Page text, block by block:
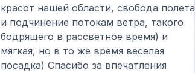
красот нашей области, свобода полета
и подчинение потокам ветра, такого
бодрящего в рассветное время) и
мягкая, но в то же время веселая
посадка) Спасибо за впечатления